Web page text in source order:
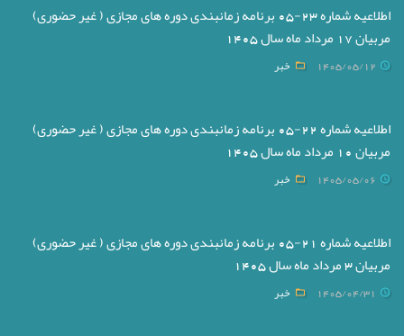
اطلاعیه شماره 23-05 برنامه زمانبندی دوره های مجازی ( غیر حضوری)
مربیان 17 مرداد ماه سال 1405
1405/05/12 خبر
اطلاعیه شماره 22-05 برنامه زمانبندی دوره های مجازی ( غیر حضوری)
مربیان 10 مرداد ماه سال 1405
1405/05/06 خبر
اطلاعیه شماره 21-05 برنامه زمانبندی دوره های مجازی ( غیر حضوری)
مربیان 3 مرداد ماه سال 1405
1405/04/31 خبر